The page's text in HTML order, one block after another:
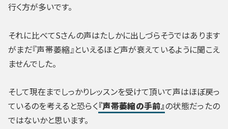
行く方が多いです。
それに比べてSさんの声はたしかに出しづらそうではあります
がまだ『声帯萎縮』といえるほど声が衰えているように聞こえ
ませんでした。
そして現在までしっかりレッスンを受けて頂いて声はほぼ戻っ
ているのを考えると恐らく『声帯萎縮の手前』の状態だったの
ではないかと思います。